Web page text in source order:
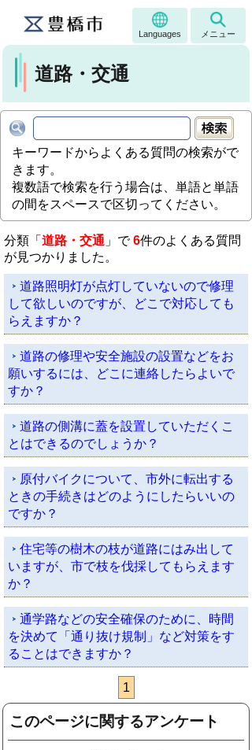
Languages メニュー
道路・交通
キーワードからよくある質問の検索がで
きます。
複数語で検索を行う場合は、単語と単語
の間をスペースで区切ってください。
分類「 道路・交通 」で6件のよくある質問
が見つかりました。
道路照明灯が点灯していないので修理
して欲しいのですが、どこで対応しても
らえますか？
道路の修理や安全施設の設置などをお
願いするには、どこに連絡したらよいで
すか？
道路の側溝に蓋を設置していただくこ
とはできるのでしょうか？
原付バイクについて、市外に転出する
ときの手続きはどのようにしたらいいの
ですか？
住宅等の樹木の枝が道路にはみ出して
いますが、市で枝を伐採してもらえます
か？
通学路などの安全確保のために、時間
を決めて「通り抜け規制」など対策をす
ることはできますか？
1
このページに関するアンケート